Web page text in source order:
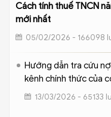
Cách tính thuế TNCN
mới nhất
05/02/2026 - 166098
Hướng dẫn tra cứu
kênh chính thức của
13/03/2026 - 65133